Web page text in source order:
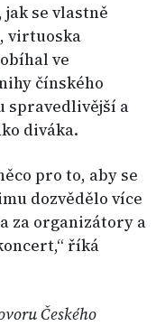
se vlastně
virtuoska
ve
čínského
spravedlivější a
diváka.
pro to, aby se
dozvědělo více
za organizátory a
říká
Českého